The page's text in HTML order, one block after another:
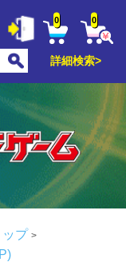
0 0
詳細検索>
プ